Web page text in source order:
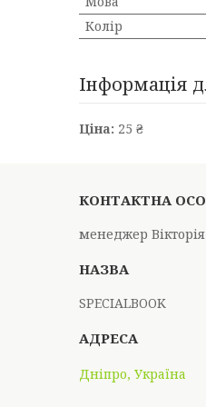
Колір
Інформація
Ціна: 25 ₴
менеджер Вікторія
SPECIALBOOK
Дніпро, Україна